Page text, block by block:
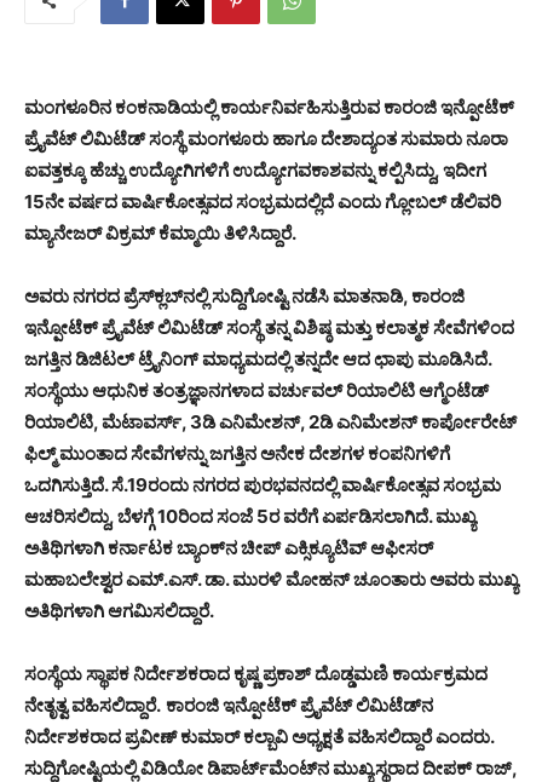
ಮಂಗಳೂರಿನ ಕಂಕನಾಡಿಯಲ್ಲಿ ಕಾರ್ಯನಿರ್ವಹಿಸುತ್ತಿರುವ ಕಾರಂಜಿ ಇನ್ಪೋಟೆಕ್
ಪ್ರೈವೆಟ್ ಲಿಮಿಟೆಡ್ ಸಂಸ್ಥೆ ಮಂಗಳೂರು ಹಾಗೂ ದೇಶಾದ್ಯಂತ ಸುಮಾರು ನೂರಾ
ಐವತ್ತಕ್ಕೂ ಹೆಚ್ಚು ಉದ್ಯೋಗಿಗಳಿಗೆ ಉದ್ಯೋಗವಕಾಶವನ್ನು ಕಲ್ಪಿಸಿದ್ದು, ಇದೀಗ
15ನೇ ವರ್ಷದ ವಾರ್ಷಿಕೋತ್ಸವದ ಸಂಭ್ರಮದಲ್ಲಿದೆ ಎಂದು ಗ್ಲೋಬಲ್ ಡೆಲಿವರಿ
ಮ್ಯಾನೇಜರ್ ವಿಕ್ರಮ್ ಕೆಮ್ಮಾಯಿ ತಿಳಿಸಿದ್ದಾರೆ.
ಅವರು ನಗರದ ಪ್ರೆಸ್‍ಕ್ಲಬ್‍ನಲ್ಲಿ ಸುದ್ದಿಗೋಷ್ಟಿ ನಡೆಸಿ ಮಾತನಾಡಿ, ಕಾರಂಜಿ
ಇನ್ಪೋಟೆಕ್ ಪ್ರೈವೆಟ್ ಲಿಮಿಟೆಡ್ ಸಂಸ್ಥೆ ತನ್ನ ವಿಶಿಷ್ಠ ಮತ್ತು ಕಲಾತ್ಮಕ ಸೇವೆಗಳಿಂದ
ಜಗತ್ತಿನ ಡಿಜಿಟಲ್ ಟ್ರೈನಿಂಗ್ ಮಾಧ್ಯಮದಲ್ಲಿ ತನ್ನದೇ ಆದ ಛಾಪು ಮೂಡಿಸಿದೆ.
ಸಂಸ್ಥೆಯು ಆಧುನಿಕ ತಂತ್ರಜ್ಞಾನಗಳಾದ ವರ್ಚುವಲ್ ರಿಯಾಲಿಟಿ ಆಗ್ಮೆಂಟೆಡ್
ರಿಯಾಲಿಟಿ, ಮೆಟಾವರ್ಸ್, 3ಡಿ ಎನಿಮೇಶನ್, 2ಡಿ ಎನಿಮೇಶನ್ ಕಾರ್ಪೋರೇಟ್
ಫಿಲ್ಮ್ ಮುಂತಾದ ಸೇವೆಗಳನ್ನು ಜಗತ್ತಿನ ಅನೇಕ ದೇಶಗಳ ಕಂಪನಿಗಳಿಗೆ
ಒದಗಿಸುತ್ತಿದೆ. ಸೆ.19ರಂದು ನಗರದ ಪುರಭವನದಲ್ಲಿ ವಾರ್ಷಿಕೋತ್ಸವ ಸಂಭ್ರಮ
ಆಚರಿಸಲಿದ್ದು, ಬೆಳಗ್ಗೆ 10ರಿಂದ ಸಂಜೆ 5ರ ವರೆಗೆ ಏರ್ಪಡಿಸಲಾಗಿದೆ. ಮುಖ್ಯ
ಅತಿಥಿಗಳಾಗಿ ಕರ್ನಾಟಕ ಬ್ಯಾಂಕ್‍ನ ಚೀಪ್ ಎಕ್ಸಿಕ್ಯೂಟಿವ್ ಆಫೀಸರ್
ಮಹಾಬಲೇಶ್ವರ ಎಮ್.ಎಸ್. ಡಾ. ಮುರಳಿ ಮೋಹನ್ ಚೂಂತಾರು ಅವರು ಮುಖ್ಯ
ಅತಿಥಿಗಳಾಗಿ ಆಗಮಿಸಲಿದ್ದಾರೆ.
ಸಂಸ್ಥೆಯ ಸ್ಥಾಪಕ ನಿರ್ದೇಶಕರಾದ ಕೃಷ್ಣ ಪ್ರಕಾಶ್ ದೊಡ್ಡಮಣಿ ಕಾರ್ಯಕ್ರಮದ
ನೇತೃತ್ವ ವಹಿಸಲಿದ್ದಾರೆ. ಕಾರಂಜಿ ಇನ್ಪೋಟೆಕ್ ಪ್ರೈವೆಟ್ ಲಿಮಿಟೆಡ್‍ನ
ನಿರ್ದೇಶಕರಾದ ಪ್ರವೀಣ್ ಕುಮಾರ್ ಕಲ್ಬಾವಿ ಅಧ್ಯಕ್ಷತೆ ವಹಿಸಲಿದ್ದಾರೆ ಎಂದರು.
ಸುದ್ದಿಗೋಷ್ಟಿಯಲ್ಲಿ ವಿಡಿಯೋ ಡಿಪಾರ್ಟ್‍ಮೆಂಟ್‍ನ ಮುಖ್ಯಸ್ಥರಾದ ದೀಪಕ್ ರಾಜ್,